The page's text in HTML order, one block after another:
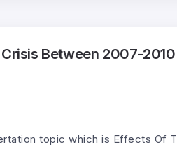
Between 2007-2010
topic which is Effects Of